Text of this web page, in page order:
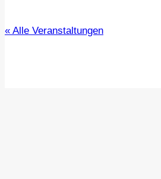
« Alle Veranstaltungen